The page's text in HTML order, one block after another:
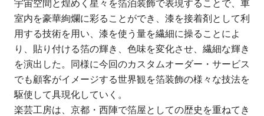
宇宙空間と煌めく星々を箔泊装飾で表現することで、車
室内を豪華絢爛に彩ることができ、漆を接着剤として利
用する技術を用い、漆を使う量を繊細に操ることによ
り、貼り付ける箔の輝き、色味を変化させ、繊細な輝き
を演出した。同様に今回のカスタムオーダー・サービス
でも顧客がイメージする世界観を箔装飾の様々な技法を
駆使して具現化していく。
楽芸工房は、京都・西陣で箔屋としての歴史を重ねてき